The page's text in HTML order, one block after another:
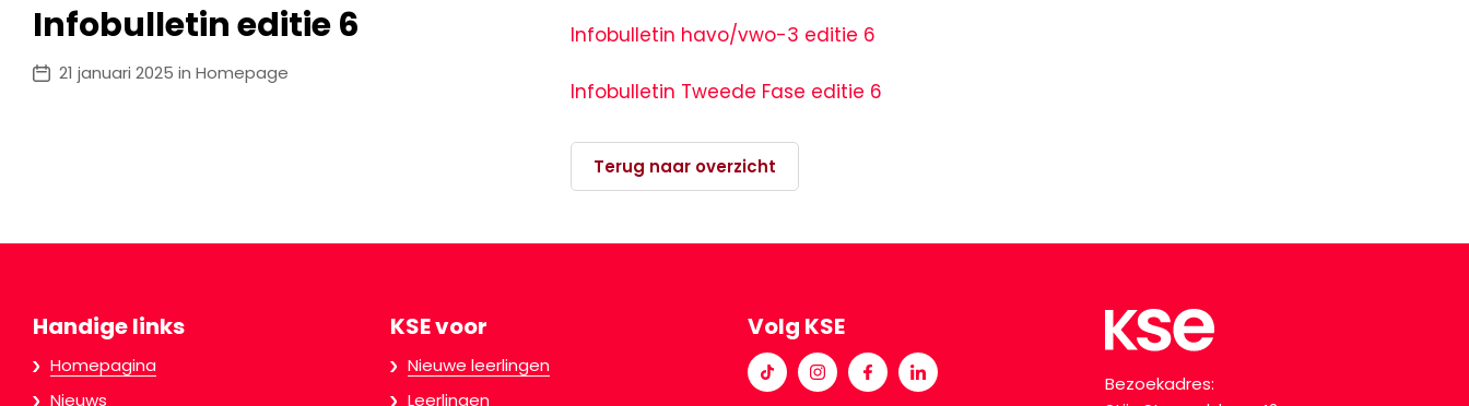
Infobulletin editie 6
21 januari 2025 in Homepage
Infobulletin havo/vwo-3 editie 6
Infobulletin Tweede Fase editie 6
Terug naar overzicht
Handige links
Homepagina
Nieuws
KSE voor
Nieuwe leerlingen
Leerlingen
Volg KSE
Bezoekadres: